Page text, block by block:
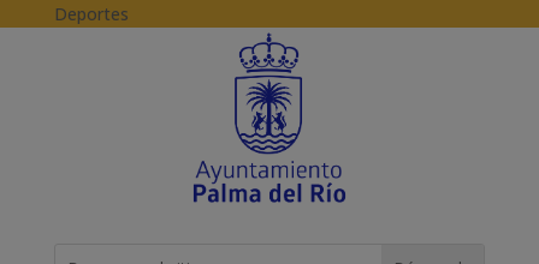
Skip to content
Deportes